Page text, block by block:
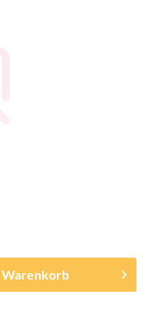
Warenkorb